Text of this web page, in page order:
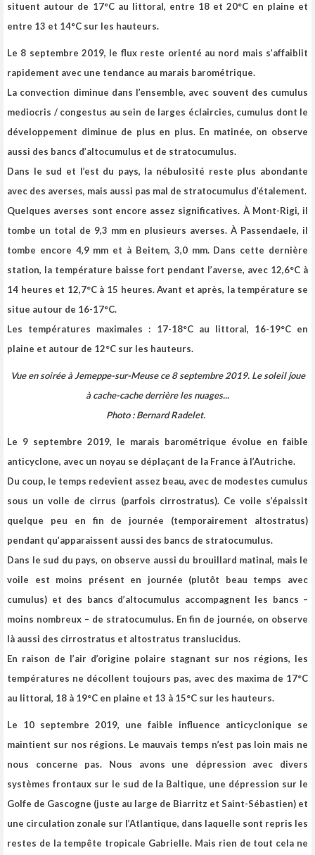
situent autour de 17°C au littoral, entre 18 et 20°C en plaine et
entre 13 et 14°C sur les hauteurs.
Le 8 septembre 2019, le flux reste orienté au nord mais s’affaiblit
rapidement avec une tendance au marais barométrique.
La convection diminue dans l’ensemble, avec souvent des cumulus
mediocris / congestus au sein de larges éclaircies, cumulus dont le
développement diminue de plus en plus. En matinée, on observe
aussi des bancs d’altocumulus et de stratocumulus.
Dans le sud et l’est du pays, la nébulosité reste plus abondante
avec des averses, mais aussi pas mal de stratocumulus d’étalement.
Quelques averses sont encore assez significatives. À Mont-Rigi, il
tombe un total de 9,3 mm en plusieurs averses. À Passendaele, il
tombe encore 4,9 mm et à Beitem, 3,0 mm. Dans cette dernière
station, la température baisse fort pendant l’averse, avec 12,6°C à
14 heures et 12,7°C à 15 heures. Avant et après, la température se
situe autour de 16-17°C.
Les températures maximales : 17-18°C au littoral, 16-19°C en
plaine et autour de 12°C sur les hauteurs.
Vue en soirée à Jemeppe-sur-Meuse ce 8 septembre 2019. Le soleil joue
à cache-cache derrière les nuages...
Photo : Bernard Radelet.
Le 9 septembre 2019, le marais barométrique évolue en faible
anticyclone, avec un noyau se déplaçant de la France à l’Autriche.
Du coup, le temps redevient assez beau, avec de modestes cumulus
sous un voile de cirrus (parfois cirrostratus). Ce voile s’épaissit
quelque peu en fin de journée (temporairement altostratus)
pendant qu’apparaissent aussi des bancs de stratocumulus.
Dans le sud du pays, on observe aussi du brouillard matinal, mais le
voile est moins présent en journée (plutôt beau temps avec
cumulus) et des bancs d’altocumulus accompagnent les bancs –
moins nombreux – de stratocumulus. En fin de journée, on observe
là aussi des cirrostratus et altostratus translucidus.
En raison de l’air d’origine polaire stagnant sur nos régions, les
températures ne décollent toujours pas, avec des maxima de 17°C
au littoral, 18 à 19°C en plaine et 13 à 15°C sur les hauteurs.
Le 10 septembre 2019, une faible influence anticyclonique se
maintient sur nos régions. Le mauvais temps n’est pas loin mais ne
nous concerne pas. Nous avons une dépression avec divers
systèmes frontaux sur le sud de la Baltique, une dépression sur le
Golfe de Gascogne (juste au large de Biarritz et Saint-Sébastien) et
une circulation zonale sur l’Atlantique, dans laquelle sont repris les
restes de la tempête tropicale Gabrielle. Mais rien de tout cela ne